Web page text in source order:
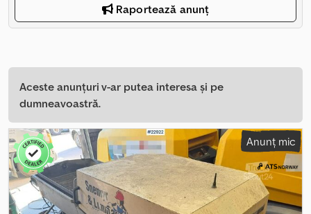
Raportează anunț
Aceste anunțuri v-ar putea interesa și pe
dumneavoastră.
Anunț mic